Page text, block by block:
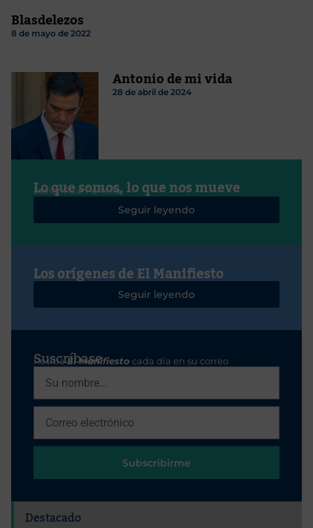
Blasdelezos
8 de mayo de 2022
Antonio de mi vida
28 de abril de 2024
Lo que somos, lo que nos mueve
Javier Ruiz Portella
Seguir leyendo
Los orígenes de El Manifiesto
Seguir leyendo
Suscríbase
RecibaEl Manifiesto cada día en su correo
Subscribirme
Destacado